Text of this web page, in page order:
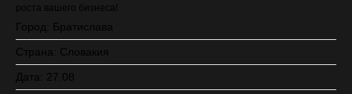
роста вашего бизнеса!
Город: Братислава
Страна: Словакия
Дата: 27.08